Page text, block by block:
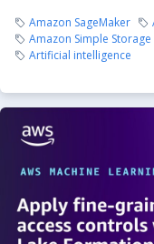
Amazon SageMaker
Amazon Simple Storage
Artificial intelligence